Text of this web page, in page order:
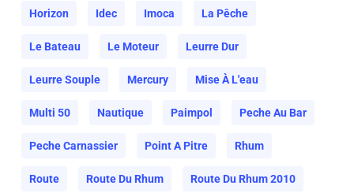
Horizon Idec Imoca La Pêche
Le Bateau Le Moteur Leurre Dur
Leurre Souple Mercury Mise À L'eau
Multi 50 Nautique Paimpol Peche Au Bar
Peche Carnassier Point A Pitre Rhum
Route Route Du Rhum Route Du Rhum 2010